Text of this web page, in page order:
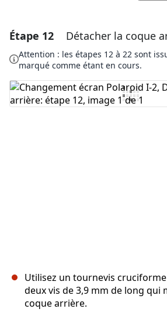
Ajouter un
Ajouter un commentaire
Étape 12 Détacher la coque
Attention : les étapes 12 à 22 sont
marqué comme étant en cours.
Utilisez un tournevis
deux vis de 3,9 mm de long qui
coque arrière.